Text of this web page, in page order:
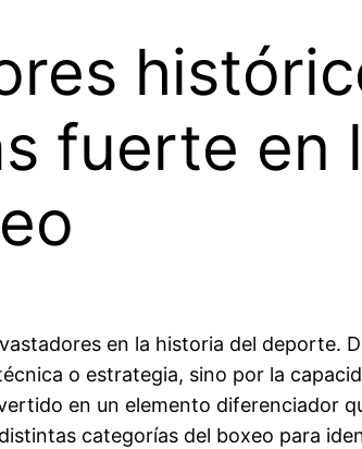
fuerte en
en la historia del deporte.
o estrategia, sino por la
en un elemento diferenciador
categorías del boxeo para